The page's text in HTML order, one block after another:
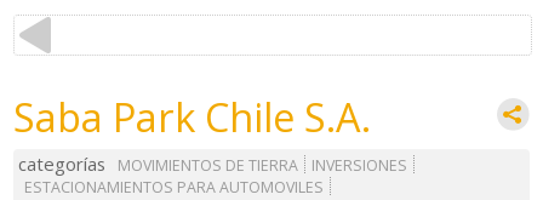
Saba Park Chile S.A.
categorías MOVIMIENTOS DE TIERRA
INVERSIONES
ESTACIONAMIENTOS PARA AUTOMOVILES